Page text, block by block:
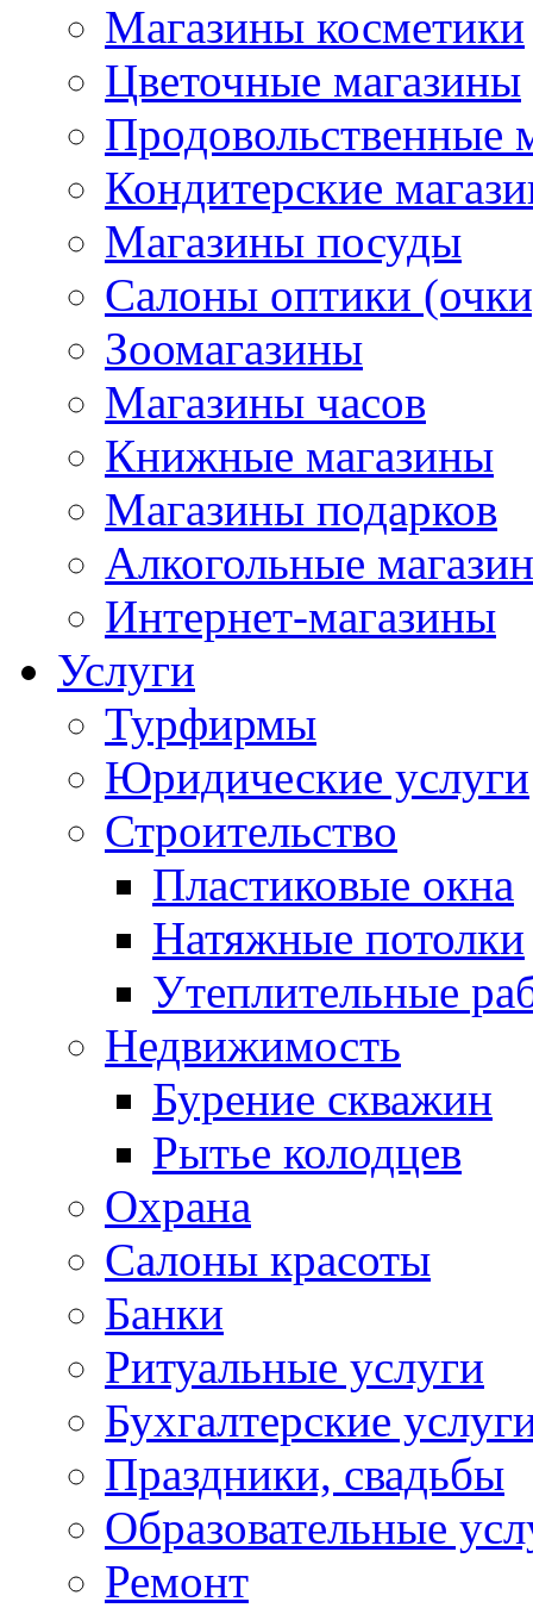
Магазины косметики
Цветочные магазины
Продовольственные
Кондитерские
Магазины посуды
Салоны оптики
Зоомагазины
Магазины часов
Книжные магазины
Магазины подарков
Алкогольные
Интернет-магазины
Услуги
Турфирмы
Юридические услуги
Строительство
Пластиковые окна
Натяжные потолки
Утеплительные
Недвижимость
Бурение скважин
Рытье колодцев
Охрана
Салоны красоты
Банки
Ритуальные услуги
Бухгалтерские
Праздники, свадьбы
Образовательные
Ремонт